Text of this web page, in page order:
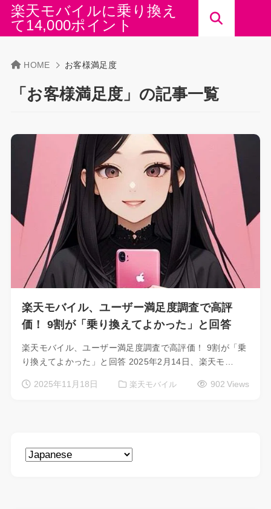
楽天モバイルに乗り換え
て14,000ポイント
HOME お客様満足度
「お客様満足度」の記事一覧
楽天モバイル、ユーザー満足度調査で高評
価！ 9割が「乗り換えてよかった」と回答
楽天モバイル、ユーザー満足度調査で高評価！ 9割が「乗
り換えてよかった」と回答 2025年2月14日、楽天モ…
2025年11月18日 楽天モバイル 902 Views